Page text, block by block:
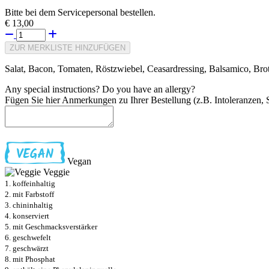
Bitte bei dem Servicepersonal bestellen.
€ 13,00
ZUR MERKLISTE HINZUFÜGEN
Salat, Bacon, Tomaten, Röstzwiebel, Ceasardressing, Balsamico,
Any special instructions? Do you have an allergy?
Fügen Sie hier Anmerkungen zu Ihrer Bestellung (z.B. Intoleranzen,
Vegan
Veggie
1. koffeinhaltig
2. mit Farbstoff
3. chininhaltig
4. konserviert
5. mit Geschmacksverstärker
6. geschwefelt
7. geschwärzt
8. mit Phosphat